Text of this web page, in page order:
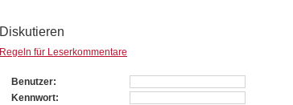
Diskutieren
Regeln für Leserkommentare
Benutzer
Kennwort